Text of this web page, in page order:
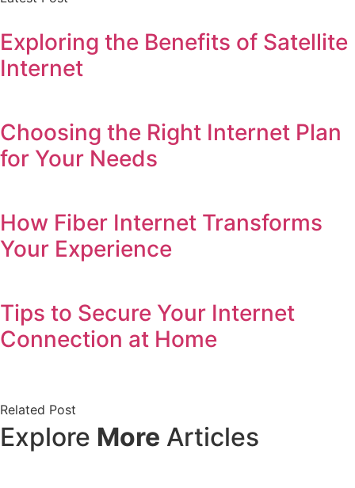
Exploring the Benefits of Satellite
Internet
Choosing the Right Internet Plan
for Your Needs
How Fiber Internet Transforms
Your Experience
Tips to Secure Your Internet
Connection at Home
Related Post
Explore More Articles